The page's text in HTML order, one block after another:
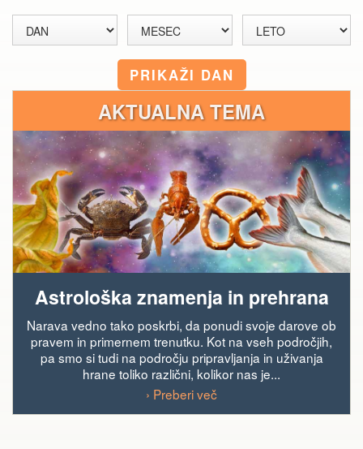
AKTUALNA TEMA
Astrološka znamenja in prehrana
Narava vedno tako poskrbi, da ponudi svoje darove ob
pravem in primernem trenutku. Kot na vseh področjih,
pa smo si tudi na področju pripravljanja in uživanja
hrane toliko različni, kolikor nas je...
› Preberi več